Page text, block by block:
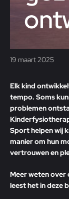
19 maart 2025
Elk kind
tempo. Soms
problemen
Sport helpen wij
manier om hun
vertrouwen en
Meer weten over
leest het in deze